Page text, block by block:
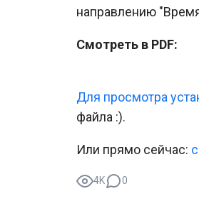
направлению
Смотреть в PDF:
Для просмотра
файла :).
Или прямо сейчас:
4K 0